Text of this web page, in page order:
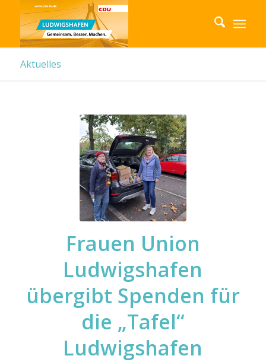
Aktuelles
Frauen Union
Ludwigshafen
übergibt Spenden für
die „Tafel“
Ludwigshafen